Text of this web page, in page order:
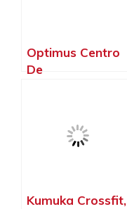
Optimus Centro
De
Kumuka Crossfit,